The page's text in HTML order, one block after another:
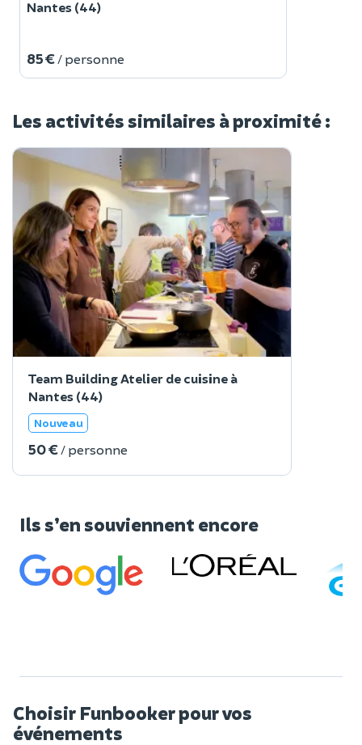
Nantes (44)
85 € / personne
Les activités similaires à proximité :
Team Building Atelier de cuisine à
Nantes (44)
Nouveau
50 € / personne
Ils s’en souviennent encore
Choisir Funbooker pour vos
événements